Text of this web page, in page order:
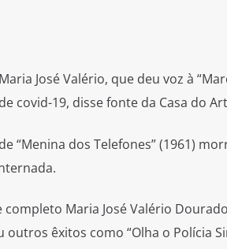
José Valério, que deu voz à
covid-19, disse fonte da Casa do
“Menina dos Telefones” (1961)
completo Maria José Valério
êxitos como “Olha o Polícia